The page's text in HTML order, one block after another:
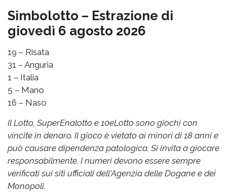
Simbolotto – Estrazione di
giovedì 6 agosto 2026
19 – Risata
31 – Anguria
1 – Italia
5 – Mano
16 – Naso
Il Lotto, SuperEnalotto e 10eLotto sono giochi con
vincite in denaro. Il gioco è vietato ai minori di 18 anni e
può causare dipendenza patologica. Si invita a giocare
responsabilmente. I numeri devono essere sempre
verificati sui siti ufficiali dell'Agenzia delle Dogane e dei
Monopoli.